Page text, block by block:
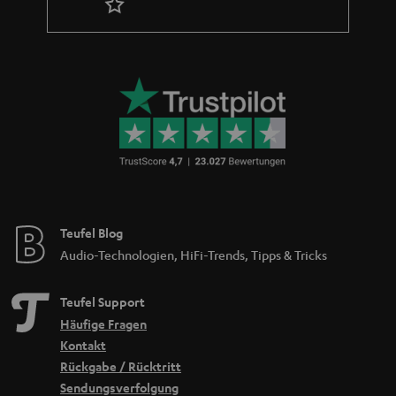
genießt. Beispielsweise beeinflusst der Aufbau des Kopfhörers das
Abstrahlverhalten der Schallwellen, den Tragekomfort und die
nicht zu schwer sein damit einem bequemen Filmabend vor dem TV nichts
Bluetooth-Kopfhörer In-Ear
Durch die Bauweise von In-Ear Kopfhörern ist der Geräuschpegel von
kabellos per Bluetooth übertragen, wodurch lästiger Kabelsalat entfällt und
noch mehr Mobilität ermöglicht wird.
Wie der Name schon aussagt, sitzen
bedecken es jedoch nicht komplett. Durch die gepolsterten Ohrmuscheln
ist ein angenehmer Tragekomfort möglich. Auch bei dieser Bauart gibt es
eine effektive Außenschalldämpfung, sodass der Ton präzise und
dynamisch wahrgenommen werden kann.
Teufel Blog
Audio-Technologien, HiFi-Trends, Tipps & Tricks
Teufel Support
Häufige Fragen
Kontakt
Rückgabe / Rücktritt
Sendungsverfolgung